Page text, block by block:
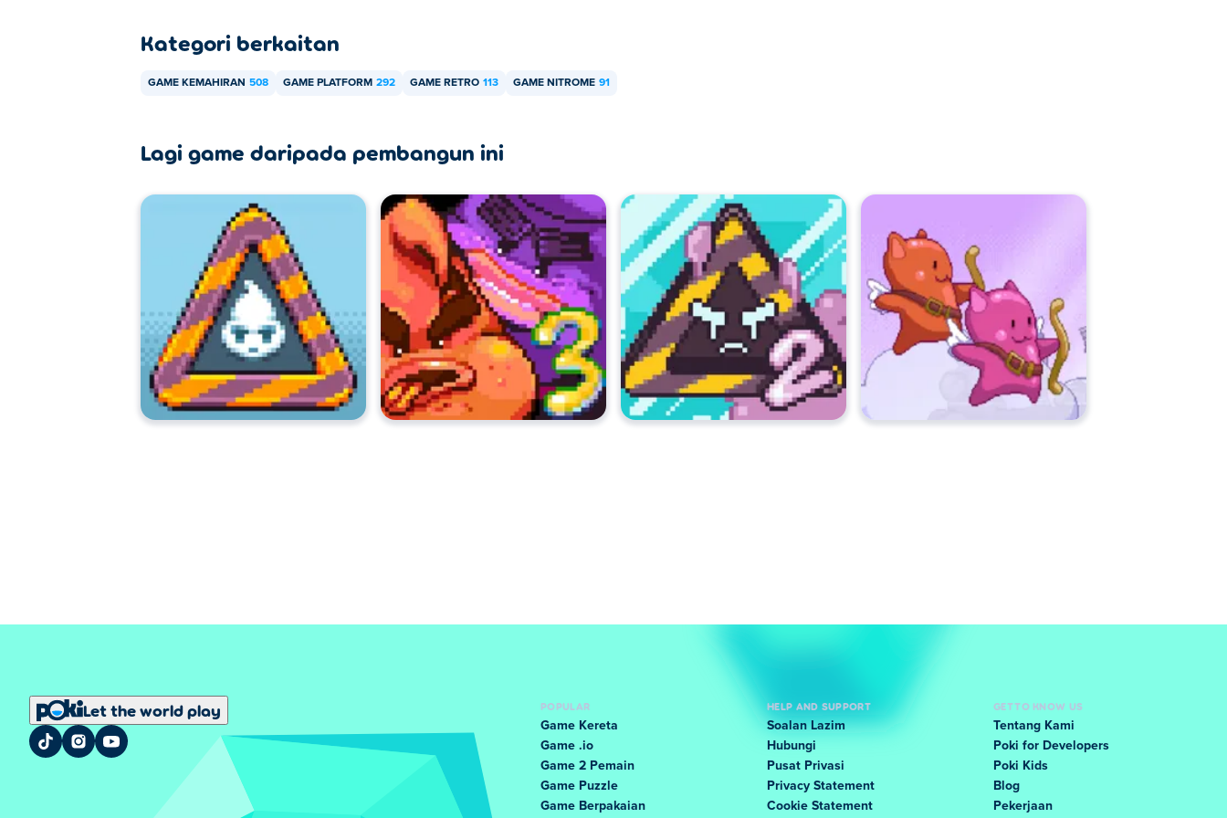
Kategori berkaitan
GAME KEMAHIRAN 508 GAME PLATFORM 292 GAME RETRO 113 GAME NITROME 91
Lagi game daripada pembangun ini
Let the world play
POPULAR
Game Kereta
Game .io
Game 2 Pemain
Game Puzzle
Game Berpakaian
HELP AND SUPPORT
Soalan Lazim
Hubungi
Pusat Privasi
Privacy Statement
Cookie Statement
GET TO KNOW US
Tentang Kami
Poki for Developers
Poki Kids
Blog
Pekerjaan